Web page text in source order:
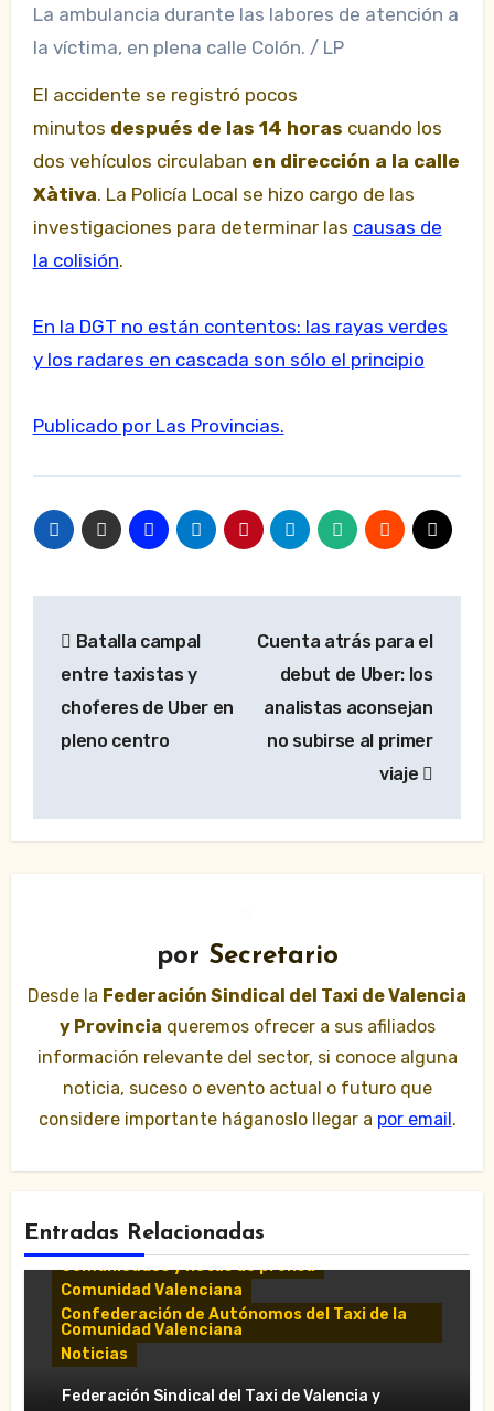
La ambulancia durante las labores de atención a
la víctima, en plena calle Colón. / LP
El accidente se registró pocos
minutos después de las 14 horas cuando los
dos vehículos circulaban en dirección a la calle
Xàtiva. La Policía Local se hizo cargo de las
investigaciones para determinar las causas de
la colisión.
En la DGT no están contentos: las rayas verdes
y los radares en cascada son sólo el principio
Publicado por Las Provincias.
de
entradas
Batalla campal
entre taxistas y
choferes de Uber en
pleno centro
Cuenta atrás para el
debut de Uber: los
analistas aconsejan
no subirse al primer
viaje
por Secretario
Desde la Federación Sindical del Taxi de Valencia
y Provincia queremos ofrecer a sus afiliados
información relevante del sector, si conoce alguna
noticia, suceso o evento actual o futuro que
considere importante háganoslo llegar a por email.
Entradas Relacionadas
Comunicados y notas de prensa
Comunidad Valenciana
Confederación de Autónomos del Taxi de la
Comunidad Valenciana
Noticias
«El taxi de Alicante muestra su
Federación Sindical del Taxi de Valencia y